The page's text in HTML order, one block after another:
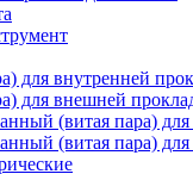
для внутренней
для внешней
(витая пара)
(витая пара)